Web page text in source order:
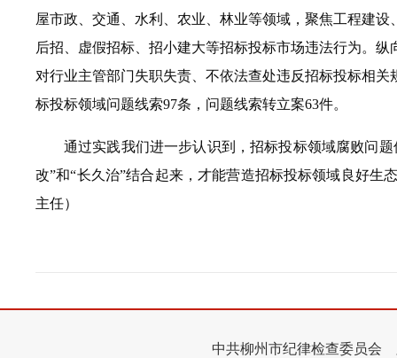
屋市政、交通、水利、农业、林业等领域，聚焦工程建
后招、虚假招标、招小建大等招标投标市场违法行为。
对行业主管部门失职失责、不依法查处违反招标投标相
标投标领域问题线索97条，问题线索转立案63件。
通过实践我们进一步认识到，招标投标领域腐败问
改”和“长久治”结合起来，才能营造招标投标领域良好
主任）
中共柳州市纪律检查委员会